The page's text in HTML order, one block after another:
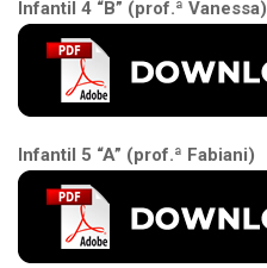
Infantil 4 “B” (prof.ª Vanessa)
Infantil 5 “A” (prof.ª Fabiani)